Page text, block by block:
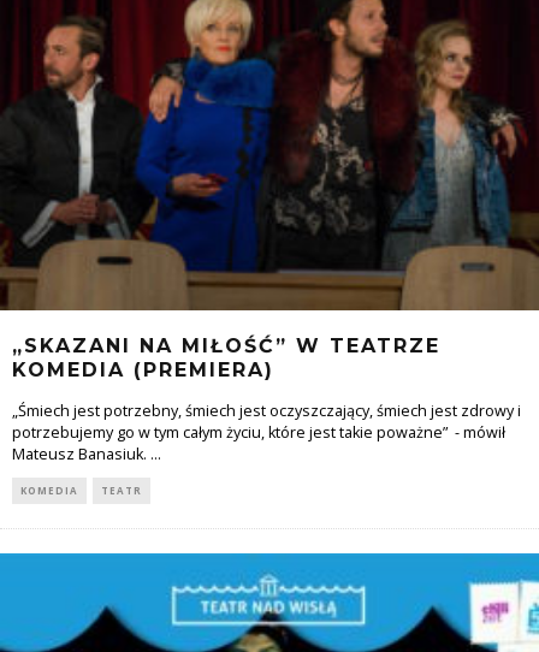
„SKAZANI NA MIŁOŚĆ” W TEATRZE
KOMEDIA (PREMIERA)
„Śmiech jest potrzebny, śmiech jest oczyszczający, śmiech jest zdrowy i
potrzebujemy go w tym całym życiu, które jest takie poważne” - mówił
Mateusz Banasiuk. ...
KOMEDIA TEATR